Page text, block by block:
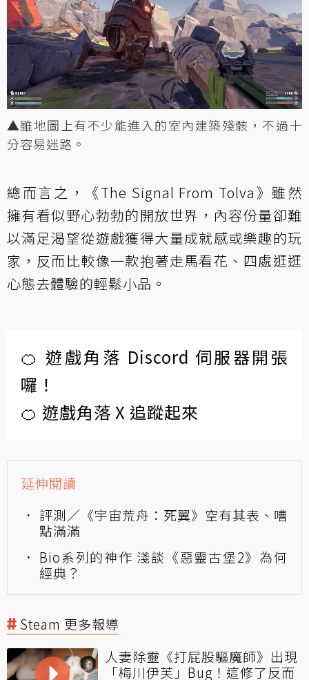
▲雖地圖上有不少能進入的室內建築殘骸，不過十
分容易迷路。
總而言之，《The Signal From Tolva》雖然
擁有看似野心勃勃的開放世界，內容份量卻難
以滿足渴望從遊戲獲得大量成就感或樂趣的玩
家，反而比較像一款抱著走馬看花、四處逛逛
心態去體驗的輕鬆小品。
🍊 遊戲角落 Discord 伺服器開張
囉！
🍊 遊戲角落 X 追蹤起來
延伸閱讀
評測／《宇宙荒舟：死翼》空有其表、嘈
點滿滿
Bio系列的神作 淺談《惡靈古堡2》為何
經典？
Steam 更多報導
人妻除靈《打屁股驅魔師》出現
「梅川伊芙」Bug！這修了反而